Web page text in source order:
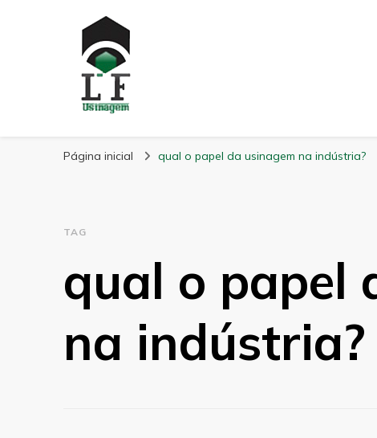
LF Usinagem
Página inicial qual o papel da usinagem na indústria?
TAG
qual o papel
na indústria?